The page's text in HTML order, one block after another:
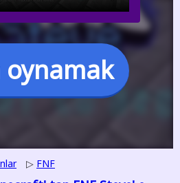
oynamak
▷ FNF